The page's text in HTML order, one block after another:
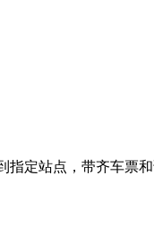
定站点，带齐车票